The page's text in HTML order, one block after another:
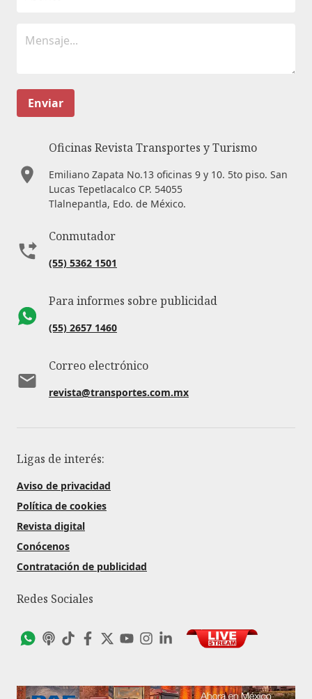
Enviar
Oficinas Revista Transportes y Turismo
Emiliano Zapata No.13 oficinas 9 y 10. 5to piso. San
Lucas Tepetlacalco CP. 54055
Tlalnepantla, Edo. de México.
Conmutador
(55) 5362 1501
Para informes sobre publicidad
(55) 2657 1460
Correo electrónico
revista@transportes.com.mx
Ligas de interés:
Aviso de privacidad
Política de cookies
Revista digital
Conócenos
Contratación de publicidad
Redes Sociales